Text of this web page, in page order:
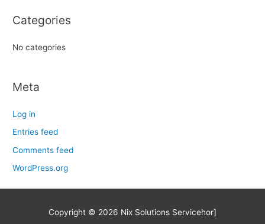
rCategories
No categories
Meta
Log in
Entries feed
Comments feed
WordPress.org
Copyright © 2026 Nix Solutions Servicehor]